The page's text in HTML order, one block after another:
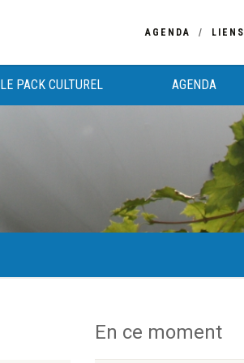
AGENDA LIENS
LE PACK CULTUREL AGENDA
En ce moment